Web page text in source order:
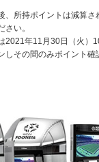
所持ポイントは減算さ
さい。
2021年11月30日（火）
しその間のみポイント確